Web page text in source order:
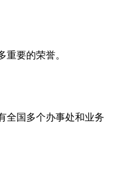
重要的荣誉。
全国多个办事处和业务